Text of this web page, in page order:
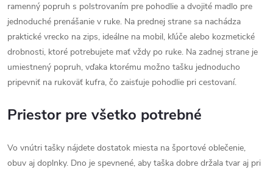
ramenný popruh s polstrovaním pre pohodlie a dvojité madlo pre
jednoduché prenášanie v ruke. Na prednej strane sa nachádza
praktické vrecko na zips, ideálne na mobil, kľúče alebo kozmetické
drobnosti, ktoré potrebujete mať vždy po ruke. Na zadnej strane je
umiestnený popruh, vďaka ktorému možno tašku jednoducho
pripevniť na rukoväť kufra, čo zaisťuje pohodlie pri cestovaní.
Priestor pre všetko potrebné
Vo vnútri tašky nájdete dostatok miesta na športové oblečenie,
obuv aj doplnky. Dno je spevnené, aby taška dobre držala tvar aj pri